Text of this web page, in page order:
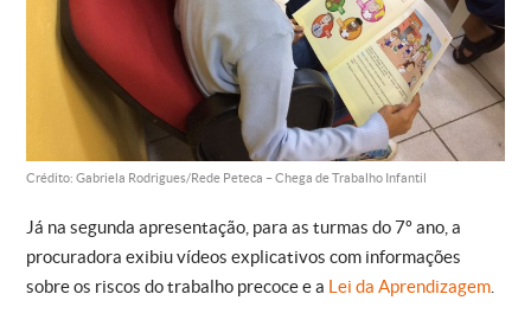
Crédito: Gabriela Rodrigues/Rede Peteca – Chega de Trabalho Infantil
Já na segunda apresentação, para as turmas do 7º ano, a
procuradora exibiu vídeos explicativos com informações
sobre os riscos do trabalho precoce e a Lei da Aprendizagem